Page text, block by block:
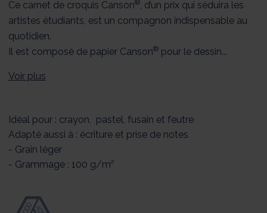
Ce carnet de croquis Canson®, d’un prix qui séduira les
artistes étudiants, est un compagnon indispensable au
quotidien.
Il est composé de papier Canson® pour le dessin...
Voir plus
Idéal pour : crayon, pastel, fusain et feutre
Adapté aussi à : écriture et prise de notes
- Grain léger
- Grammage : 100 g/m²